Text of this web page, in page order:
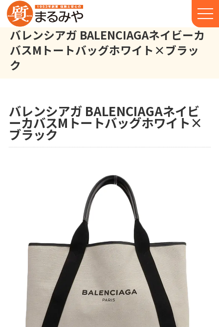
バレンシアガ BALENCIAGAネイビーカ
バスMトートバッグホワイト×ブラッ
ク
バレンシアガ BALENCIAGAネイビ
ーカバスMトートバッグホワイト×
ブラック